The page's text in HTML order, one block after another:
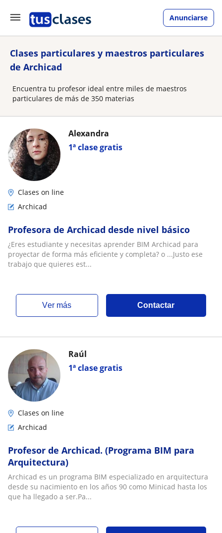
Anunciarse
Clases particulares y maestros particulares
de Archicad
Encuentra tu profesor ideal entre miles de maestros
particulares de más de 350 materias
1ª clase gratis
Alexandra
Clases on line
Archicad
Profesora de Archicad desde nivel básico
¿Eres estudiante y necesitas aprender BIM Archicad para
proyectar de forma más eficiente y completa? o ...Justo ese
trabajo que quieres est...
ver más Contactar
1ª clase gratis
Raúl
Clases on line
Archicad
Profesor de Archicad. (Programa BIM para
Arquitectura)
Archicad es un programa BIM especializado en arquitectura
desde su nacimiento en los años 90 como Minicad hasta los
que ha llegado a ser.Pa...